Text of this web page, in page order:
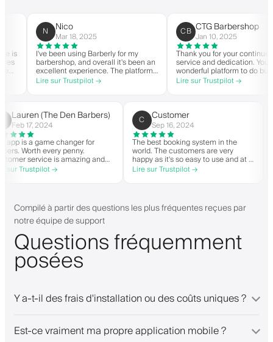
Nico
Mar 18, 2025
I've been using Barberly for my
barbershop, and overall it's been an
excellent experience. The platform
is easy to use, reliable, and has
streamlined my booking process.
helpful.
Lire sur Trustpilot →
CB CTG Barbershop
Jan 10, 2025
Thank you for your continued
service and dedication. You
wonderful platform to do
with good spirit. Thank you from
CTG Barbershop.
Lire sur Trustpilot →
L( Lauren (The Den Barbers)
Feb 17, 2024
The app is a game changer for
barbers. Worth every penny.
Customer service is amazing and
helps with everything or whatever
they need. Definitely recommend.
Lire sur Trustpilot →
C Customer
Sep 16, 2024
The best booking system in the
world. The customers are very
happy as it's so easy to use and at a
great price. Plus, you get your own
personalised app, which is good for
people offering a great booking
system.
Lire sur Trustpilot →
Compilé à partir des questions les plus fréquentes reçues par
notre équipe de support
Questions fréquemment
posées
Y a-t-il des frais d'installation ou des coûts uniques ?
Est-ce vraiment ma propre application mobile ?